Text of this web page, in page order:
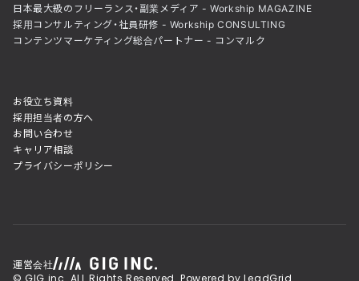
日本最大級のフリーランス・副業メディア - Workship MAGAZINE
採用コンサルティング・社員研修 - Workship CONSULTING
コンテンツマーケティング総合パートナー - コンマルク
お役立ち資料
採用担当者の方へ
お問い合わせ
キャリア相談
プライバシーポリシー
運営会社
© GIG inc. ALL Rights Reserved. Powered by LeadGrid